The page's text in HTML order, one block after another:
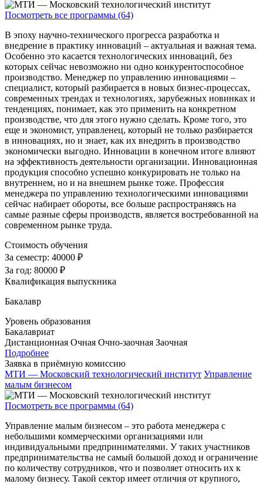
Посмотреть все программы (64)
В эпоху научно-технического прогресса разработка и
внедрение в практику инноваций – актуальная и важная тема.
Особенно это касается технологических инноваций, без
которых сейчас невозможно ни одно конкурентоспособное
производство. Менеджер по управлению инновациями –
специалист, который разбирается в новых бизнес-процессах,
современных трендах и технологиях, зарубежных новинках и
тенденциях, понимает, как это применить на конкретном
производстве, что для этого нужно сделать. Кроме того, это
еще и экономист, управленец, который не только разбирается
в инновациях, но и знает, как их внедрить в производство
экономически выгодно. Инновации в конечном итоге влияют
на эффективность деятельности организации. Инновационная
продукция способно успешно конкурировать не только на
внутреннем, но и на внешнем рынке тоже. Профессия
менеджера по управлению технологическими инновациями
сейчас набирает обороты, все больше распространяясь на
самые разные сферы производств, является востребованной на
современном рынке труда.
Стоимость обучения
За семестр: 40000 ₽
За год: 80000 ₽
Квалификация выпускника
Бакалавр
Уровень образования
Бакалавриат
Дистанционная Очная Очно-заочная Заочная
Подробнее
Заявка в приёмную комиссию
МТИ — Московский технологический институт Управление
малым бизнесом
Посмотреть все программы (64)
Управление малым бизнесом – это работа менеджера с
небольшими коммерческими организациями или
индивидуальными предпринимателями. У таких участников
предпринимательства не самый большой доход и ограничение
по количеству сотрудников, что и позволяет относить их к
малому бизнесу. Такой сектор имеет отличия от крупного,